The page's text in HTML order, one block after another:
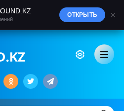
ОТКРЫТЬ ×